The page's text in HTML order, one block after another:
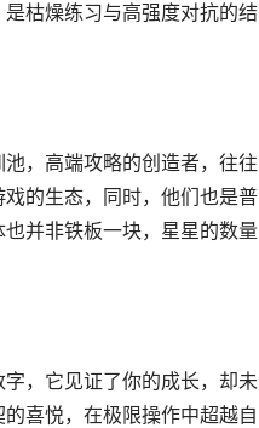
枯燥练习与高强度对抗的结
，高端攻略的创造者，往往
的生态，同时，他们也是普
并非铁板一块，星星的数量
，它见证了你的成长，却未
喜悦，在极限操作中超越自